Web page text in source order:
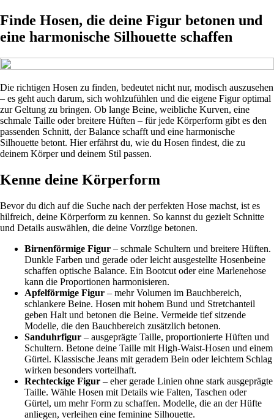
Finde Hosen, die deine Figur betonen und
eine harmonische Silhouette schaffen
Die richtigen Hosen zu finden, bedeutet nicht nur, modisch auszusehen
– es geht auch darum, sich wohlzufühlen und die eigene Figur optimal
zur Geltung zu bringen. Ob lange Beine, weibliche Kurven, eine
schmale Taille oder breitere Hüften – für jede Körperform gibt es den
passenden Schnitt, der Balance schafft und eine harmonische
Silhouette betont. Hier erfährst du, wie du Hosen findest, die zu
deinem Körper und deinem Stil passen.
Kenne deine Körperform
Bevor du dich auf die Suche nach der perfekten Hose machst, ist es
hilfreich, deine Körperform zu kennen. So kannst du gezielt Schnitte
und Details auswählen, die deine Vorzüge betonen.
Birnenförmige Figur – schmale Schultern und breitere Hüften.
Dunkle Farben und gerade oder leicht ausgestellte Hosenbeine
schaffen optische Balance. Ein Bootcut oder eine Marlenehose
kann die Proportionen harmonisieren.
Apfelförmige Figur – mehr Volumen im Bauchbereich,
schlankere Beine. Hosen mit hohem Bund und Stretchanteil
geben Halt und betonen die Beine. Vermeide tief sitzende
Modelle, die den Bauchbereich zusätzlich betonen.
Sanduhrfigur – ausgeprägte Taille, proportionierte Hüften und
Schultern. Betone deine Taille mit High-Waist-Hosen und einem
Gürtel. Klassische Jeans mit geradem Bein oder leichtem Schlag
wirken besonders vorteilhaft.
Rechteckige Figur – eher gerade Linien ohne stark ausgeprägte
Taille. Wähle Hosen mit Details wie Falten, Taschen oder
Gürtel, um mehr Form zu schaffen. Modelle, die an der Hüfte
anliegen, verleihen eine feminine Silhouette.